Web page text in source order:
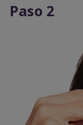
Paso 2